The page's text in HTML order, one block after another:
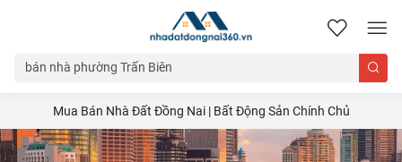
nhadatdongnai360.vn
Mua Bán Nhà Đất Đồng Nai | Bất Động Sản Chính Chủ